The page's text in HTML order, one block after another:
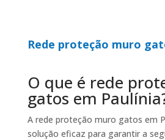
Rede proteção muro
O que é rede
gatos em
A rede proteção muro gatos em
solução eficaz para garantir a